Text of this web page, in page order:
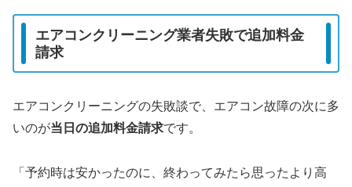
エアコンクリーニング業者失敗で追加料金
請求
エアコンクリーニングの失敗談で、エアコン故障の次に多
いのが当日の追加料金請求です。
「予約時は安かったのに、終わってみたら思ったより高